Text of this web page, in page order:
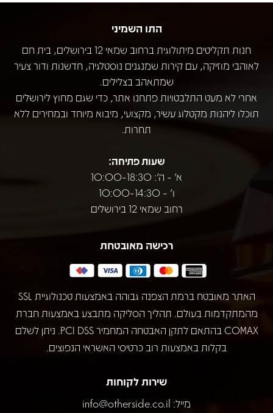
התו השמיני
חנות תקליטים מיתולוגית ברחוב שמאי 12 בירושלים, בית חם
לאוהבי מוזיקה, עם קירות שמנגנים נוסטלגיה, חדשנות ודור צעיר
שמתאהב בצלילים.
אחרי לא מעט התלבטויות פתחנו אתר, כדי שגם מחוץ לירושלים
תוכלו ליהנות מקטלוג עשיר, מקצועי, מיבוא מיוחד ובמחירים ללא
תחרות.
שעות פתיחה:
א' - ה': 10:00-18:30
ו' - 10:00-14:30
רחוב שמאי 12 בירושלים
רכישה מאובטחת
האתר מאובטח ברמת הצפנה גבוהה באמצעות טכנולוגיית SSL
מהמתקדמות בעולם. תהליך הסליקה מתבצע באמצעות חברת
COMAX בהתאם לתקן האבטחה המחמיר PCI DSS. ניתן לשלם
בקלות באמצעות רוב כרטיסי האשראי הנפוצים.
שירות לקוחות
מייל: info@otherside.co.il